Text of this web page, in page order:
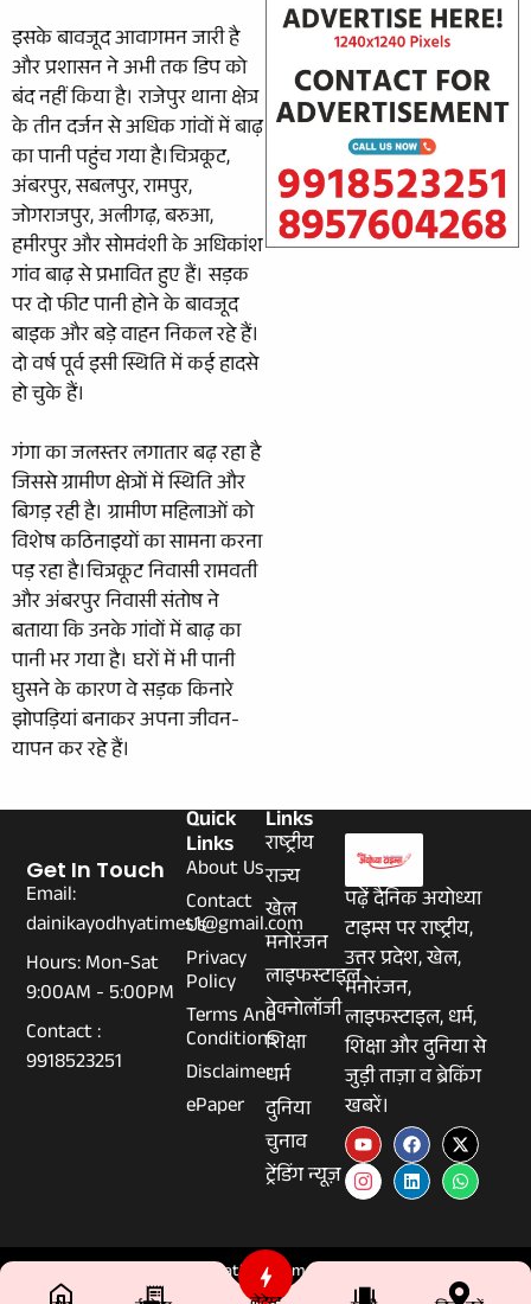
इसके बावजूद आवागमन जारी है
और प्रशासन ने अभी तक डिप को
बंद नहीं किया है। राजेपुर थाना क्षेत्र
के तीन दर्जन से अधिक गांवों में बाढ़
का पानी पहुंच गया है।चित्रकूट,
अंबरपुर, सबलपुर, रामपुर,
जोगराजपुर, अलीगढ़, बरुआ,
हमीरपुर और सोमवंशी के अधिकांश
गांव बाढ़ से प्रभावित हुए हैं। सड़क
पर दो फीट पानी होने के बावजूद
बाइक और बड़े वाहन निकल रहे हैं।
दो वर्ष पूर्व इसी स्थिति में कई हादसे
हो चुके हैं।
गंगा का जलस्तर लगातार बढ़ रहा है
जिससे ग्रामीण क्षेत्रों में स्थिति और
बिगड़ रही है। ग्रामीण महिलाओं को
विशेष कठिनाइयों का सामना करना
पड़ रहा है।चित्रकूट निवासी रामवती
और अंबरपुर निवासी संतोष ने
बताया कि उनके गांवों में बाढ़ का
पानी भर गया है। घरों में भी पानी
घुसने के कारण वे सड़क किनारे
झोपड़ियां बनाकर अपना जीवन-
यापन कर रहे हैं।
पढ़ें दैनिक अयोध्या
टाइम्स पर राष्ट्रीय,
उत्तर प्रदेश, खेल,
मनोरंजन,
लाइफस्टाइल, धर्म,
शिक्षा और दुनिया से
जुड़ी ताज़ा व ब्रेकिंग
खबरें।
Links
राष्ट्रीय
राज्य
खेल
मनोरंजन
लाइफस्टाइल
टेक्नोलॉजी
शिक्षा
धर्म
दुनिया
चुनाव
ट्रेंडिंग न्यूज़
Quick
Links
About Us
Contact
Us
Privacy
Policy
Terms And
Conditions
Disclaimer
ePaper
Get In Touch
Email:
dainikayodhyatimes1@gmail.com
Hours: Mon-Sat
9:00AM - 5:00PM
Contact :
9918523251
© 2026 Dainikayodhyatimes.com - All Rights Reserved.